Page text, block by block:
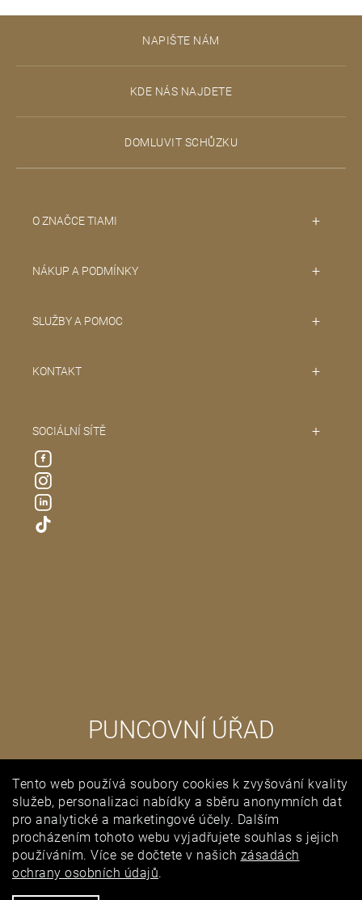
Tento web používá soubory cookies k zvyšování kvality
služeb, personalizaci nabídky a sběru anonymních dat
pro analytické a marketingové účely. Dalším
procházením tohoto webu vyjadřujete souhlas s jejich
používáním. Více se dočtete v našich zásadách
ochrany osobních údajů.
NAPIŠTE NÁM
KDE NÁS NAJDETE
DOMLUVIT SCHŮZKU
O ZNAČCE TIAMI
NÁKUP A PODMÍNKY
SLUŽBY A POMOC
KONTAKT
SOCIÁLNÍ SÍTĚ
PUNCOVNÍ ÚŘAD